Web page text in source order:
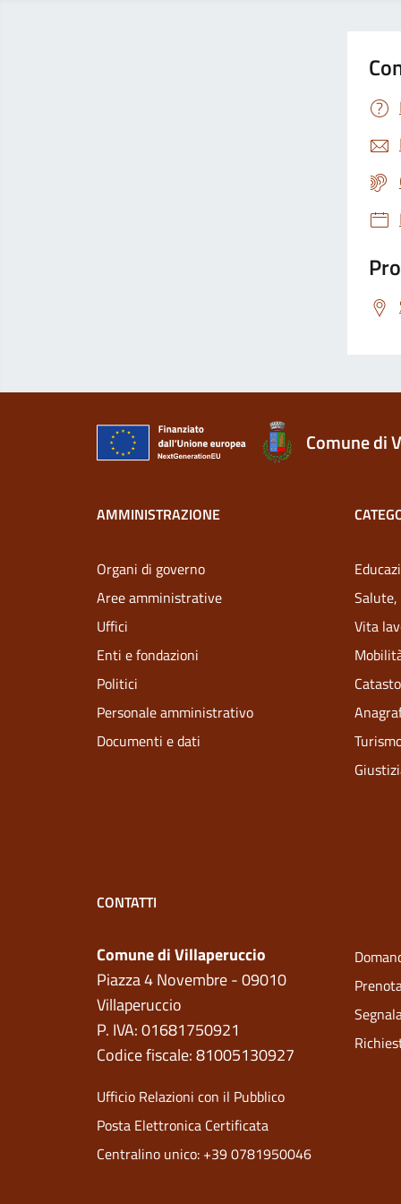
Comune di
AMMINISTRAZIONE
Organi di governo
Aree amministrative
Uffici
Enti e fondazioni
Politici
Personale amministrativo
Documenti e dati
Salute,
Vita
CONTATTI
Comune di Villaperuccio
Piazza 4 Novembre - 09010
Villaperuccio
P. IVA: 01681750921
Codice fiscale: 81005130927
Ufficio Relazioni con il Pubblico
Posta Elettronica Certificata
Centralino unico: +39 0781950046